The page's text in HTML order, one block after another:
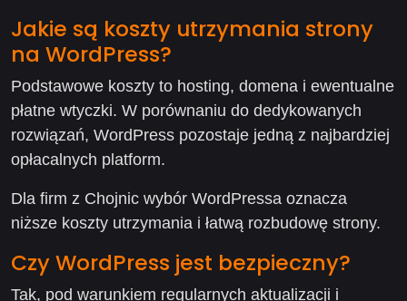
Jakie są koszty utrzymania strony
na WordPress?
Podstawowe koszty to hosting, domena i ewentualne
płatne wtyczki. W porównaniu do dedykowanych
rozwiązań, WordPress pozostaje jedną z najbardziej
opłacalnych platform.
Dla firm z Chojnic wybór WordPressa oznacza
niższe koszty utrzymania i łatwą rozbudowę strony.
Czy WordPress jest bezpieczny?
Tak, pod warunkiem regularnych aktualizacji i